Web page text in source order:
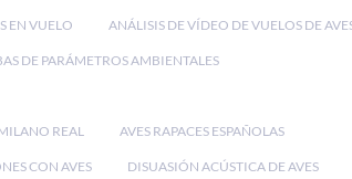
EN VUELO ANÁLISIS DE VÍDEO DE VUELOS DE
DE PARÁMETROS AMBIENTALES
REAL AVES RAPACES ESPAÑOLAS
CON AVES DISUASIÓN ACÚSTICA DE AVES